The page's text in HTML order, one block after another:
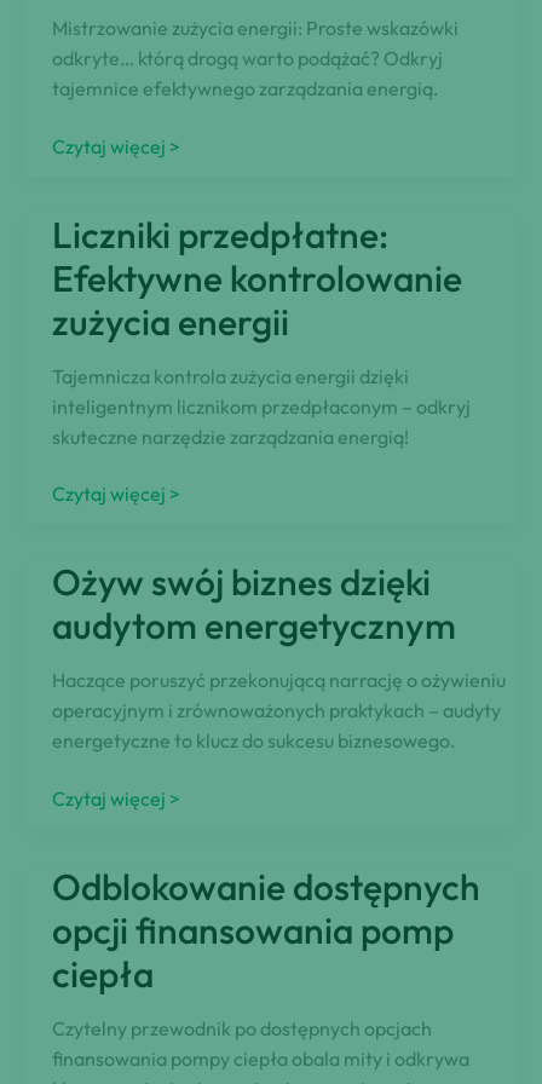
Mistrzowanie zużycia energii: Proste wskazówki
odkryte… którą drogą warto podążać? Odkryj
tajemnice efektywnego zarządzania energią.
Opanowanie
łatwe
wskazówki
ujawnione
Czytaj więcej >
Liczniki przedpłatne:
Efektywne kontrolowanie
zużycia energii
Tajemnicza kontrola zużycia energii dzięki
inteligentnym licznikom przedpłaconym – odkryj
skuteczne narzędzie zarządzania energią!
Liczniki
kontrolowanie
zużycia
energii
Czytaj więcej >
Ożyw swój biznes dzięki
audytom energetycznym
Haczące poruszyć przekonującą narrację o ożywieniu
operacyjnym i zrównoważonych praktykach – audyty
energetyczne to klucz do sukcesu biznesowego.
Ożyw
dzięki
audytom
energetycznym
Czytaj więcej >
Odblokowanie dostępnych
opcji finansowania pomp
ciepła
Czytelny przewodnik po dostępnych opcjach
finansowania pompy ciepła obala mity i odkrywa